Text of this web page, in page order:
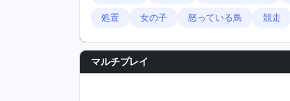
処置 女の子 怒っている鳥 競走
マルチプレイ